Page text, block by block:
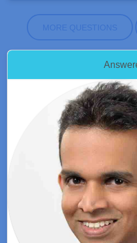
MORE QUESTIONS